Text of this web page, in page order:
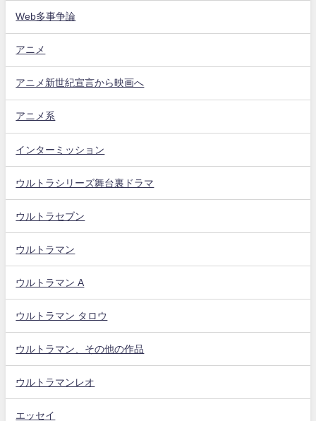
Web多事争論
アニメ
アニメ新世紀宣言から映画へ
アニメ系
インターミッション
ウルトラシリーズ舞台裏ドラマ
ウルトラセブン
ウルトラマン
ウルトラマン A
ウルトラマン タロウ
ウルトラマン、その他の作品
ウルトラマンレオ
エッセイ